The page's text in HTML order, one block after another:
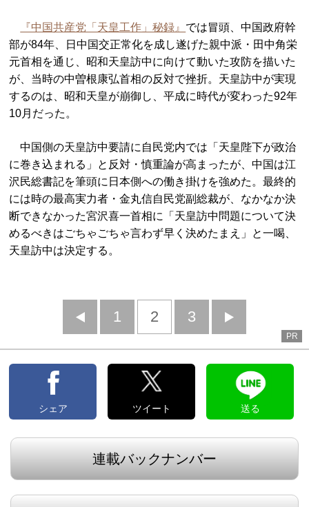
『中国共産党「天皇工作」秘録』 では冒頭、中国政府幹
部が84年、日中国交正常化を成し遂げた親中派・田中角栄
元首相を通じ、昭和天皇訪中に向けて動いた攻防を描いた
が、当時の中曽根康弘首相の反対で挫折。天皇訪中が実現
するのは、昭和天皇が崩御し、平成に時代が変わった92年
10月だった。
中国側の天皇訪中要請に自民党内では「天皇陛下が政治
に巻き込まれる」と反対・慎重論が高まったが、中国は江
沢民総書記を筆頭に日本側への働き掛けを強めた。最終的
には時の最高実力者・金丸信自民党副総裁が、なかなか決
断できなかった宮沢喜一首相に「天皇訪中問題について決
めるべきはごちゃごちゃ言わず早く決めたまえ」と一喝、
天皇訪中は決定する。
前
へ
1 2 3
へ
PR
シェア ツイート 送る
連載バックナンバー